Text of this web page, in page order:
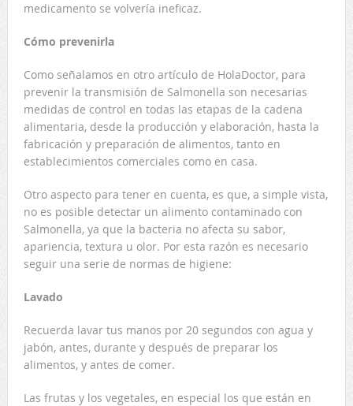
medicamento se volvería ineficaz.
Cómo prevenirla
Como señalamos en otro artículo de HolaDoctor, para
prevenir la transmisión de Salmonella son necesarias
medidas de control en todas las etapas de la cadena
alimentaria, desde la producción y elaboración, hasta la
fabricación y preparación de alimentos, tanto en
establecimientos comerciales como en casa.
Otro aspecto para tener en cuenta, es que, a simple vista,
no es posible detectar un alimento contaminado con
Salmonella, ya que la bacteria no afecta su sabor,
apariencia, textura u olor. Por esta razón es necesario
seguir una serie de normas de higiene:
Lavado
Recuerda lavar tus manos por 20 segundos con agua y
jabón, antes, durante y después de preparar los
alimentos, y antes de comer.
Las frutas y los vegetales, en especial los que están en